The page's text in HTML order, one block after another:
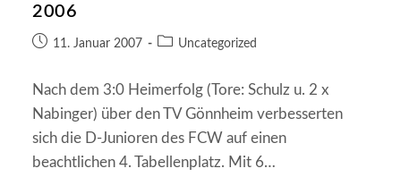
2006
Beitrag11. Januar 2007
Beitrags-
Uncategorized
Nach dem 3:0 Heimerfolg (Tore: Schulz u. 2 x
Nabinger) über den TV Gönnheim verbesserten
sich die D-Junioren des FCW auf einen
beachtlichen 4. Tabellenplatz. Mit 6…